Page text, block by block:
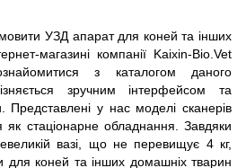
УЗД апарат для коней та інших
магазині компанії Kaixin-Bio.Vet
з каталогом даного
зручним інтерфейсом та
Представлені у нас моделі сканерів
як стаціонарне обладнання. Завдяки
вазі, що не перевищує 4 кг,
коней та інших домашніх тварин